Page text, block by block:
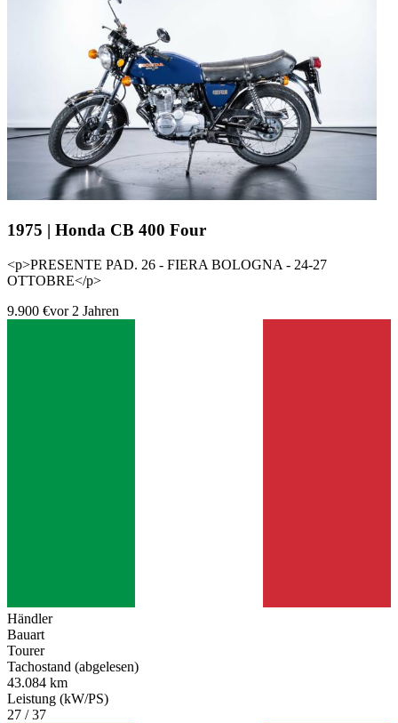
1975 | Honda CB 400 Four
<p>PRESENTE PAD. 26 - FIERA BOLOGNA - 24-27
OTTOBRE</p>
9.900 €vor 2 Jahren
Händler
Bauart
Tourer
Tachostand (abgelesen)
43.084 km
Leistung (kW/PS)
27 / 37